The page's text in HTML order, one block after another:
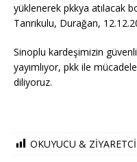
yüklenerek pkkya atılacak
Tanrıkulu, Durağan,
Sinoplu kardeşimizin
yayımlıyor, pkk ile
diliyoruz.
OKUYUCU &